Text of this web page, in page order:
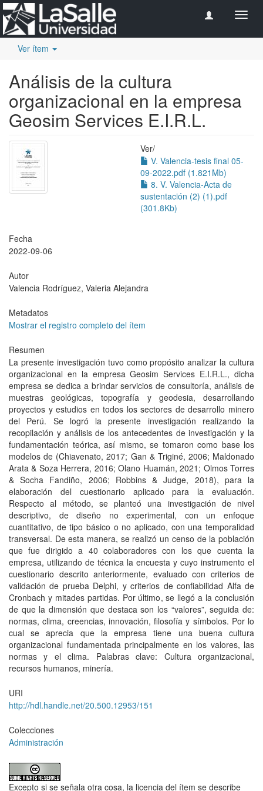
Ver ítem
Análisis de la cultura
organizacional en la empresa
Geosim Services E.I.R.L.
Ver/
V. Valencia-tesis final 05-
09-2022.pdf (1.821Mb)
8. V. Valencia-Acta de
sustentación (2) (1).pdf
(301.8Kb)
Fecha
2022-09-06
Autor
Valencia Rodríguez, Valeria Alejandra
Metadatos
Mostrar el registro completo del ítem
Resumen
La presente investigación tuvo como propósito analizar la cultura
organizacional en la empresa Geosim Services E.I.R.L., dicha
empresa se dedica a brindar servicios de consultoría, análisis de
muestras geológicas, topografía y geodesia, desarrollando
proyectos y estudios en todos los sectores de desarrollo minero
del Perú. Se logró la presente investigación realizando la
recopilación y análisis de los antecedentes de investigación y la
fundamentación teórica, así mismo, se tomaron como base los
modelos de (Chiavenato, 2017; Gan & Triginé, 2006; Maldonado
Arata & Soza Herrera, 2016; Olano Huamán, 2021; Olmos Torres
& Socha Fandiño, 2006; Robbins & Judge, 2018), para la
elaboración del cuestionario aplicado para la evaluación.
Respecto al método, se planteó una investigación de nivel
descriptivo, de diseño no experimental, con un enfoque
cuantitativo, de tipo básico o no aplicado, con una temporalidad
transversal. De esta manera, se realizó un censo de la población
que fue dirigido a 40 colaboradores con los que cuenta la
empresa, utilizando de técnica la encuesta y cuyo instrumento el
cuestionario descrito anteriormente, evaluado con criterios de
validación de prueba Delphi, y criterios de confiabilidad Alfa de
Cronbach y mitades partidas. Por último, se llegó a la conclusión
de que la dimensión que destaca son los “valores”, seguida de:
normas, clima, creencias, innovación, filosofía y símbolos. Por lo
cual se aprecia que la empresa tiene una buena cultura
organizacional fundamentada principalmente en los valores, las
normas y el clima. Palabras clave: Cultura organizacional,
recursos humanos, minería.
URI
http://hdl.handle.net/20.500.12953/151
Colecciones
Administración
Excepto si se señala otra cosa, la licencia del ítem se describe